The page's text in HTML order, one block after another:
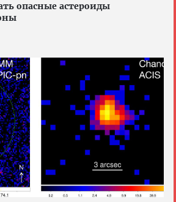
опасные астероиды